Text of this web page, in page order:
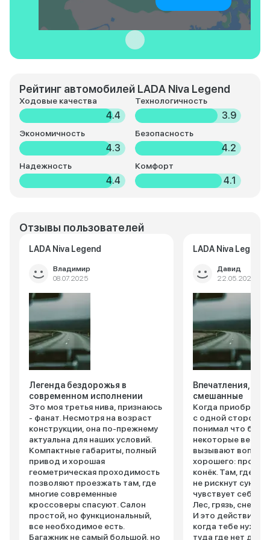
Рейтинг автомобилей LADA Niva Legend
Ходовые качества
4.4
Технологичность
3.9
Экономичность
4.3
Безопасность
4.2
Надежность
4.4
Комфорт
4.1
Отзывы пользователей
LADA Niva Legend
Владимир
08.07.2025
Легенда бездорожья в
современном исполнении
Это моя третья нива, признаюсь
- фанат. Несмотря на возраст
конструкции, она по-прежнему
актуальна для наших условий.
Компактные габариты, полный
привод и хорошая
геометрическая проходимость
позволяют проезжать там, где
многие современные
кроссоверы спасуют. Салон
простой, но функциональный,
все необходимое есть.
Багажник не самый большой, но
LADA Niva Legend
Давид
22.05.2025
Впечатления,
смешанные
Когда
с одной стороны,
понимал что
некоторые вещи
вызывают
хорошего:
конёк. Там, где
не рискнут
чувствует себя
Лес, грязь, снег
И это
когда тебе нужно
туда где нет